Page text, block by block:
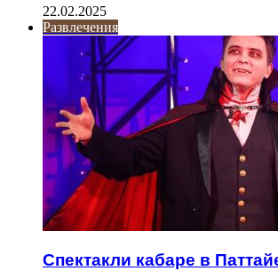
22.02.2025
Развлечения
Спектакли кабаре в